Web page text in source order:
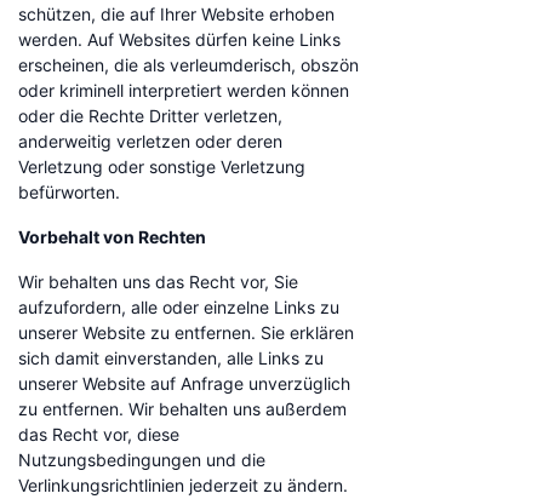
schützen, die auf Ihrer Website erhoben
werden. Auf Websites dürfen keine Links
erscheinen, die als verleumderisch, obszön
oder kriminell interpretiert werden können
oder die Rechte Dritter verletzen,
anderweitig verletzen oder deren
Verletzung oder sonstige Verletzung
befürworten.
Vorbehalt von Rechten
Wir behalten uns das Recht vor, Sie
aufzufordern, alle oder einzelne Links zu
unserer Website zu entfernen. Sie erklären
sich damit einverstanden, alle Links zu
unserer Website auf Anfrage unverzüglich
zu entfernen. Wir behalten uns außerdem
das Recht vor, diese
Nutzungsbedingungen und die
Verlinkungsrichtlinien jederzeit zu ändern.